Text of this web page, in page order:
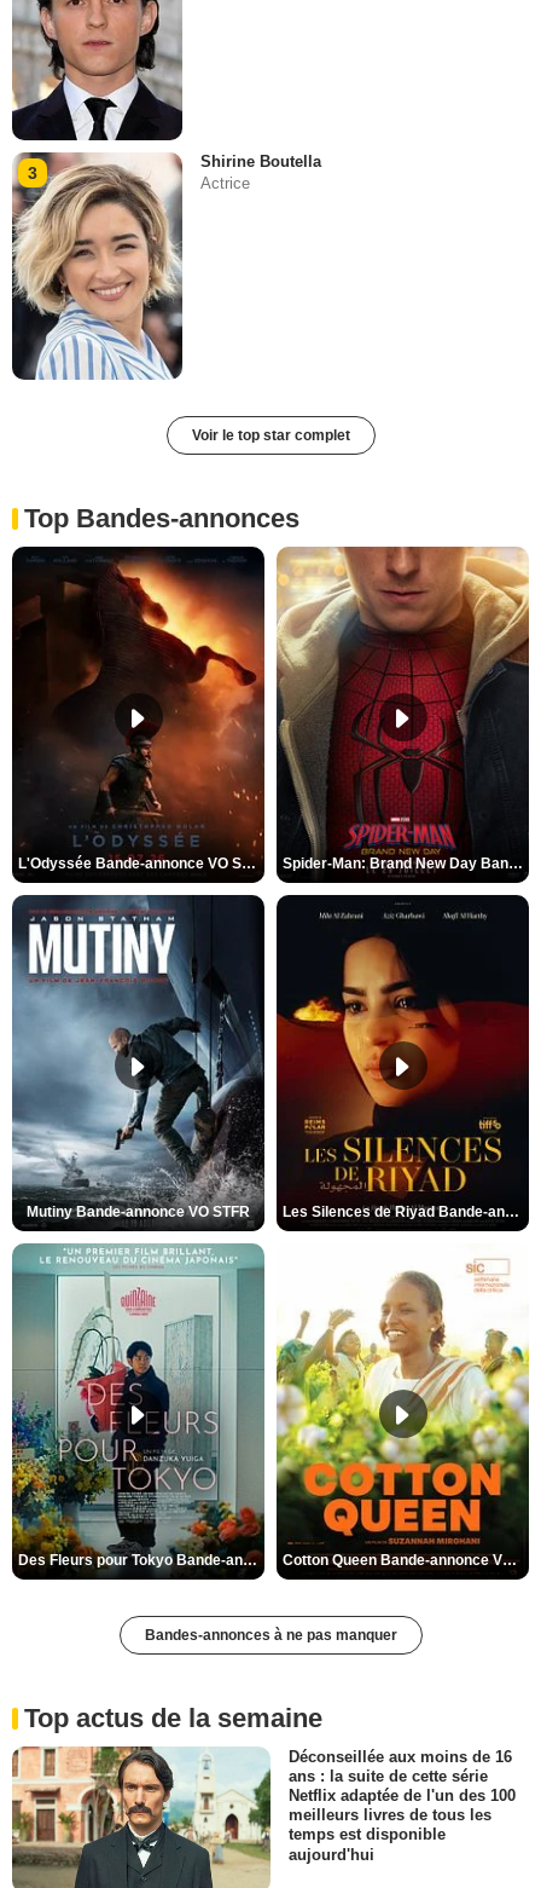
3
Shirine Boutella
Actrice
Voir le top star complet
Top Bandes-annonces
L'Odyssée Bande-annonce VO STFR Spider-Man: Brand New Day Bande-annonce VO STFR
Mutiny Bande-annonce VO STFR Les Silences de Riyad Bande-annonce VO STFR
Des Fleurs pour Tokyo Bande-annonce VO STFR Cotton Queen Bande-annonce VO STFR
Bandes-annonces à ne pas manquer
Top actus de la semaine
Déconseillée aux moins de 16
ans : la suite de cette série
Netflix adaptée de l'un des 100
meilleurs livres de tous les
temps est disponible
aujourd'hui